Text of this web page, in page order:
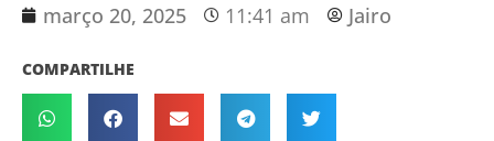
março 20, 2025 11:41 am Jairo
COMPARTILHE